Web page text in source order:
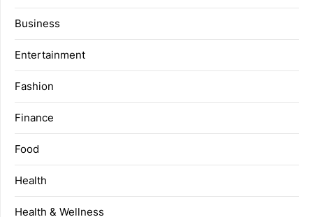
Business
Entertainment
Fashion
Finance
Food
Health
Health & Wellness